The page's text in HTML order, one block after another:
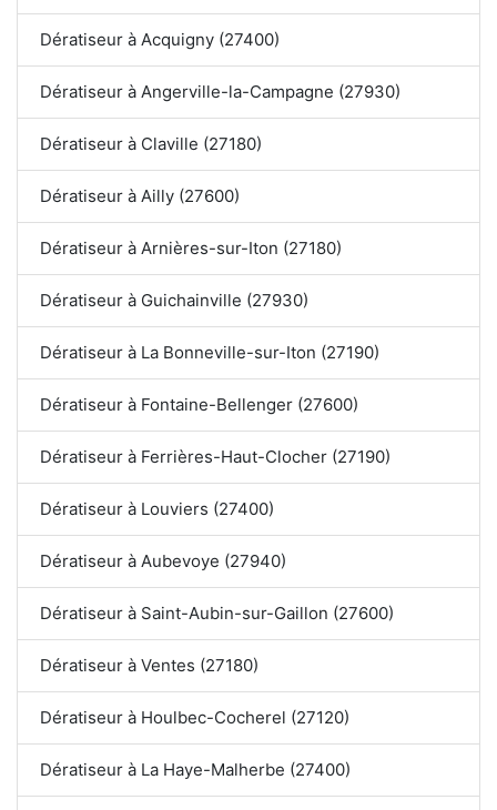
Dératiseur à Acquigny (27400)
Dératiseur à Angerville-la-Campagne (27930)
Dératiseur à Claville (27180)
Dératiseur à Ailly (27600)
Dératiseur à Arnières-sur-Iton (27180)
Dératiseur à Guichainville (27930)
Dératiseur à La Bonneville-sur-Iton (27190)
Dératiseur à Fontaine-Bellenger (27600)
Dératiseur à Ferrières-Haut-Clocher (27190)
Dératiseur à Louviers (27400)
Dératiseur à Aubevoye (27940)
Dératiseur à Saint-Aubin-sur-Gaillon (27600)
Dératiseur à Ventes (27180)
Dératiseur à Houlbec-Cocherel (27120)
Dératiseur à La Haye-Malherbe (27400)